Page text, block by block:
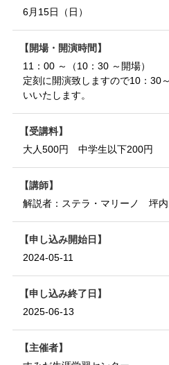
6月15日（日）
開場・開演時間
11：00 ～（10：30 ～開場）
定刻に開演致しますので10：30
いいたします。
受講料
大人500円 中学生以下200円
講師
解説者：ステラ・マリーノ 坪
申し込み開始日
2024-05-11
申し込み終了日
2025-06-13
主催者